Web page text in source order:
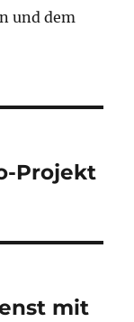
und dem
Projekt
mit